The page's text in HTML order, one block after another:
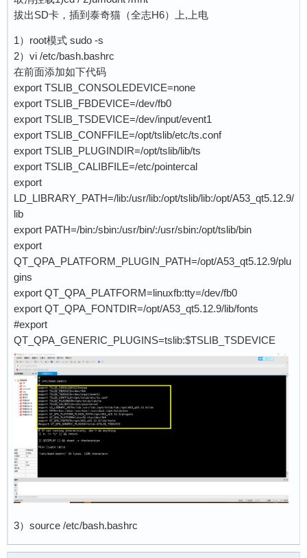
拔出SD卡，插到泰奇猫（全志H6）上,上电
1）root模式 sudo -s
2）vi /etc/bash.bashrc
在前面添加如下代码
export TSLIB_CONSOLEDEVICE=none
export TSLIB_FBDEVICE=/dev/fb0
export TSLIB_TSDEVICE=/dev/input/event1
export TSLIB_CONFFILE=/opt/tslib/etc/ts.conf
export TSLIB_PLUGINDIR=/opt/tslib/lib/ts
export TSLIB_CALIBFILE=/etc/pointercal
export
LD_LIBRARY_PATH=/lib:/usr/lib:/opt/tslib/lib:/opt/A53_qt5.12.9/
lib
export PATH=/bin:/sbin:/usr/bin/:/usr/sbin:/opt/tslib/bin
export
QT_QPA_PLATFORM_PLUGIN_PATH=/opt/A53_qt5.12.9/plu
gins
export QT_QPA_PLATFORM=linuxfb:tty=/dev/fb0
export QT_QPA_FONTDIR=/opt/A53_qt5.12.9/lib/fonts
#export
QT_QPA_GENERIC_PLUGINS=tslib:$TSLIB_TSDEVICE
3）source /etc/bash.bashrc